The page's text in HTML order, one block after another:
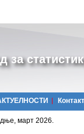
за
Контакт
март 2026.